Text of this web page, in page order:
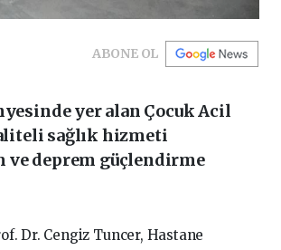
ABONE OL
yer alan Çocuk Acil
sağlık hizmeti
ve deprem güçlendirme
Dr. Cengiz Tuncer, Hastane